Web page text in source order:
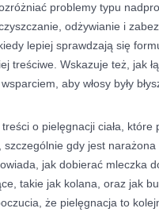
problemy typu
odżywianie i
lepiej sprawdzają się
treściwe. Wskazuje też, jak
aby włosy były
o pielęgnacji ciała,
gdy jest
jak dobierać mleczka
takie jak kolana, oraz jak
że pielęgnacja to